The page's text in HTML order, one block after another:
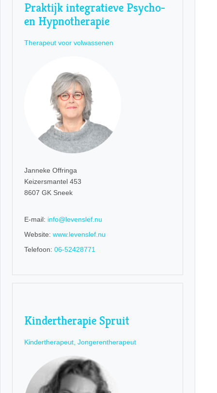
Praktijk integratieve Psycho-
en Hypnotherapie
Therapeut voor volwassenen
Janneke Offringa
Keizersmantel 453
8607 GK Sneek
E-mail: info@levenslef.nu
Website: www.levenslef.nu
Telefoon: 06-52428771
Kindertherapie Spruit
Kindertherapeut, Jongerentherapeut